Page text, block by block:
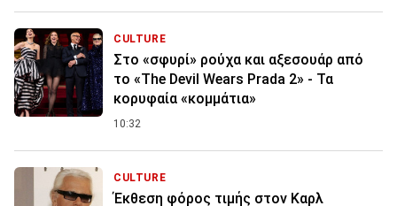
CULTURE
Στο «σφυρί» ρούχα και αξεσουάρ από
το «The Devil Wears Prada 2» - Τα
κορυφαία «κομμάτια»
10:32
CULTURE
Έκθεση φόρος τιμής στον Καρλ